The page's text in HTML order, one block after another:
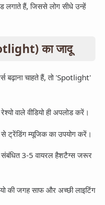
लगाते हैं, जिससे लोग सीधे उन्हें
का जादू
बढ़ाना चाहते हैं, तो 'Spotlight'
वाले वीडियो ही अपलोड करें।
ट्रेंडिंग म्यूजिक का उपयोग करें।
संबंधित 3-5 वायरल हैशटैग्स जरूर
की जगह साफ और अच्छी लाइटिंग